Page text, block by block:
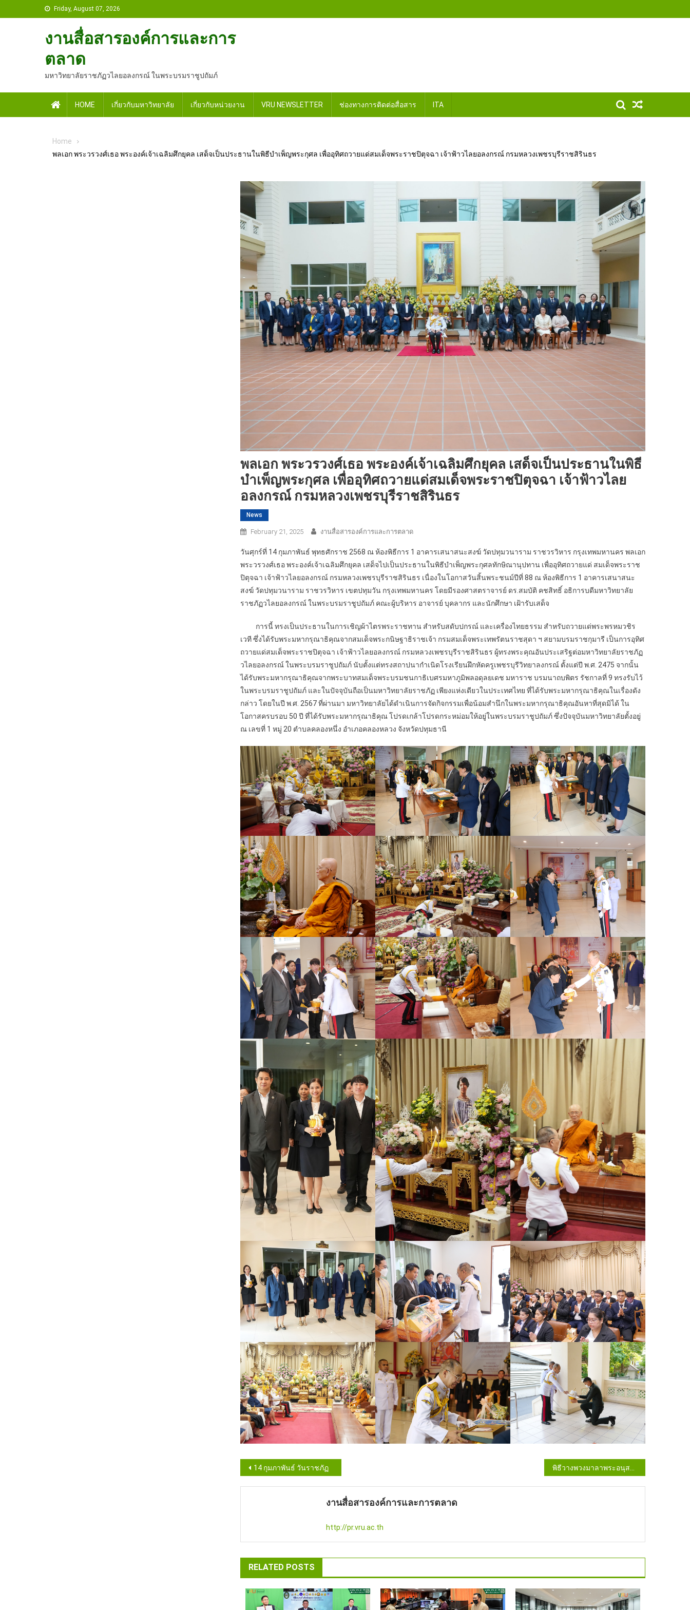
to
Friday, August 07, 2026
งานสื่อสารองค์การและการ
ตลาด
มหาวิทยาลัยราชภัฏวไลยอลงกรณ์ ในพระบรมราชูปถัมภ์
Home
HOME เกี่ยวกับมหาวิทยาลัย เกี่ยวกับหน่วยงาน VRU NEWSLETTER ช่องทางการติดต่อสื่อสาร ITA
Home
พลเอก พระวรวงศ์เธอ พระองค์เจ้าเฉลิมศึกยุคล เสด็จเป็นประธานในพิธีบำเพ็ญพระกุศล เพื่ออุทิศถวายแด่สมเด็จพระราชปิตุจฉา เจ้าฟ้าวไลยอลงกรณ์ กรมหลวงเพชรบุรีราชสิรินธร
พลเอก พระวรวงศ์เธอ พระองค์เจ้าเฉลิมศึกยุคล เสด็จเป็นประธานในพิธี
บำเพ็ญพระกุศล เพื่ออุทิศถวายแด่สมเด็จพระราชปิตุจฉา เจ้าฟ้าวไลย
อลงกรณ์ กรมหลวงเพชรบุรีราชสิรินธร
News
February 21, 2025 งานสื่อสารองค์การและการตลาด
วันศุกร์ที่ 14 กุมภาพันธ์ พุทธศักราช 2568 ณ ห้องพิธีการ 1 อาคารเสนาสนะสงฆ์ วัดปทุมวนาราม ราชวรวิหาร กรุงเทพมหานคร พลเอก
พระวรวงศ์เธอ พระองค์เจ้าเฉลิมศึกยุคล เสด็จไปเป็นประธานในพิธีบำเพ็ญพระกุศลทักษิณานุปทาน เพื่ออุทิศถวายแด่ สมเด็จพระราช
ปิตุจฉา เจ้าฟ้าวไลยอลงกรณ์ กรมหลวงเพชรบุรีราชสิรินธร เนื่องในโอกาสวันสิ้นพระชนม์ปีที่ 88 ณ ห้องพิธีการ 1 อาคารเสนาสนะ
สงฆ์ วัดปทุมวนาราม ราชวรวิหาร เขตปทุมวัน กรุงเทพมหานคร โดยมีรองศาสตราจารย์ ดร.สมบัติ คชสิทธิ์ อธิการบดีมหาวิทยาลัย
ราชภัฏวไลยอลงกรณ์ ในพระบรมราชูปถัมภ์ คณะผู้บริหาร อาจารย์ บุคลากร และนักศึกษา เฝ้ารับเสด็จ
การนี้ ทรงเป็นประธานในการเชิญผ้าไตรพระราชทาน สำหรับสดับปกรณ์ และเครื่องไทยธรรม สำหรับถวายแด่พระพรหมวชิร
เวที ซึ่งได้รับพระมหากรุณาธิคุณจากสมเด็จพระกนิษฐาธิราชเจ้า กรมสมเด็จพระเทพรัตนราชสุดา ฯ สยามบรมราชกุมารี เป็นการอุทิศ
ถวายแด่สมเด็จพระราชปิตุจฉา เจ้าฟ้าวไลยอลงกรณ์ กรมหลวงเพชรบุรีราชสิรินธร ผู้ทรงพระคุณอันประเสริฐต่อมหาวิทยาลัยราชภัฏ
วไลยอลงกรณ์ ในพระบรมราชูปถัมภ์ นับตั้งแต่ทรงสถาปนากำเนิดโรงเรียนฝึกหัดครูเพชรบุรีวิทยาลงกรณ์ ตั้งแต่ปี พ.ศ. 2475 จากนั้น
ได้รับพระมหากรุณาธิคุณจากพระบาทสมเด็จพระบรมชนกาธิเบศรมหาภูมิพลอดุลยเดช มหาราช บรมนาถบพิตร รัชกาลที่ 9 ทรงรับไว้
ในพระบรมราชูปถัมภ์ และในปัจจุบันถือเป็นมหาวิทยาลัยราชภัฏ เพียงแห่งเดียวในประเทศไทย ที่ได้รับพระมหากรุณาธิคุณในเรื่องดัง
กล่าว โดยในปี พ.ศ. 2567 ที่ผ่านมา มหาวิทยาลัยได้ดำเนินการจัดกิจกรรมเพื่อน้อมสำนึกในพระมหากรุณาธิคุณอันหาที่สุดมิได้ ใน
โอกาสครบรอบ 50 ปี ที่ได้รับพระมหากรุณาธิคุณ โปรดเกล้าโปรดกระหม่อมให้อยู่ในพระบรมราชูปถัมภ์ ซึ่งปัจจุบันมหาวิทยาลัยตั้งอยู่
ณ เลขที่ 1 หมู่ 20 ตำบลคลองหนึ่ง อำเภอคลองหลวง จังหวัดปทุมธานี
Post
navigation
14 กุมภาพันธ์ วันราชภัฏ
งานสื่อสารองค์การและการตลาด
http://pr.vru.ac.th
RELATED POSTS